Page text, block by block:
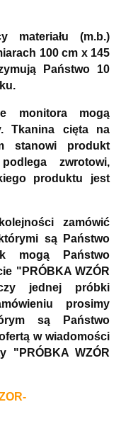
materiału (m.b.)
100 cm x 145
Państwo 10
monitora mogą
Tkanina cięta na
stanowi produkt
zwrotowi,
produktu jest
zamówić
są Państwo
mogą Państwo
"PRÓBKA WZÓR
jednej próbki
prosimy
są Państwo
w wiadomości
"PRÓBKA WZÓR